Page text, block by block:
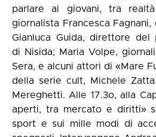
parlare ai giovani, tra
giornalista Francesca
Gianluca Guida, direttore del
di Nisida; Maria Volpe,
Sera, e alcuni attori di «Mare
della serie cult, Michele
Mereghetti. Alle 17.3o, alla
aperti, tra mercato e diritti»
sport e sui mille modi di